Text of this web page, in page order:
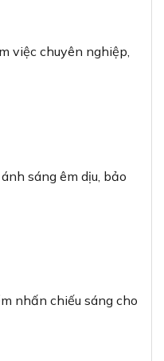
việc chuyên nghiệp,
sáng êm dịu, bảo
nhấn chiếu sáng cho